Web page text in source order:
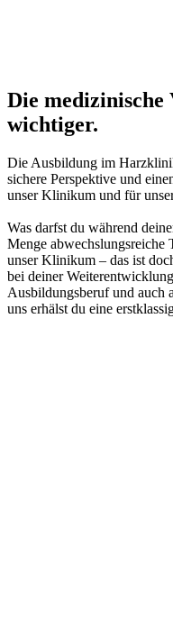
Die
wichtiger.
Die Ausbildung im
sichere Perspektive und
unser Klinikum und für
Was darfst du während
Menge abwechslungsreiche
unser Klinikum – das ist
bei deiner
Ausbildungsberuf und auch
uns erhälst du eine